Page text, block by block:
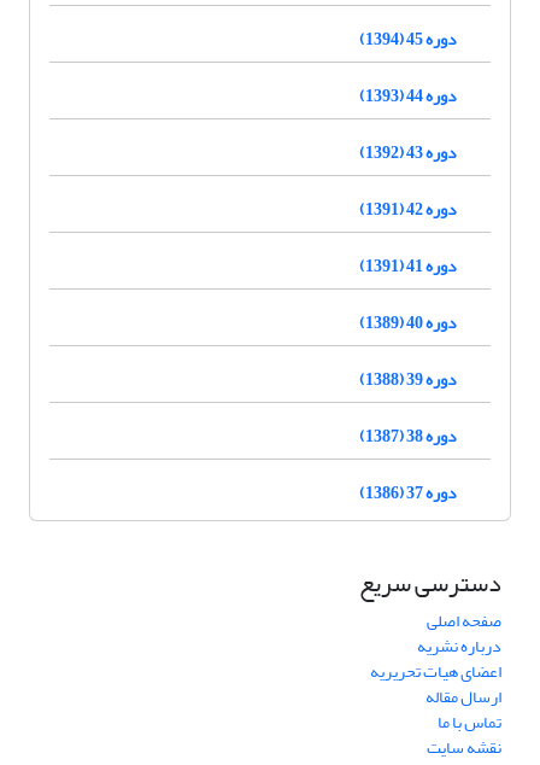
دوره 45 (1394)
دوره 44 (1393)
دوره 43 (1392)
دوره 42 (1391)
دوره 41 (1391)
دوره 40 (1389)
دوره 39 (1388)
دوره 38 (1387)
دوره 37 (1386)
دسترسی سریع
صفحه اصلی
درباره نشریه
اعضای هیات تحریریه
ارسال مقاله
تماس با ما
نقشه سایت